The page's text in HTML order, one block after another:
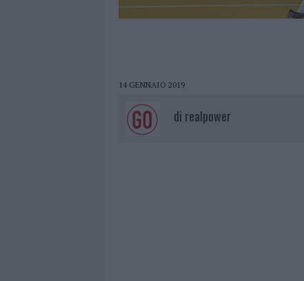
14 GENNAIO 2019
di realpower